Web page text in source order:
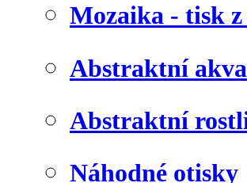
Mozaika - tisk z
Abstraktní
Abstraktní
Náhodné otisky